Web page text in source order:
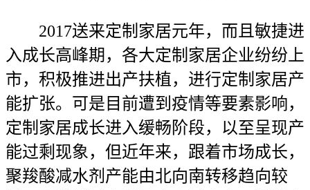
2017送来定制家居元年，而且敏捷进
入成长高峰期，各大定制家居企业纷纷上
市，积极推进出产扶植，进行定制家居产
能扩张。可是目前遭到疫情等要素影响，
定制家居成长进入缓畅阶段，以至呈现产
能过剩现象，但近年来，跟着市场成长，
聚羧酸减水剂产能由北向南转移趋向较